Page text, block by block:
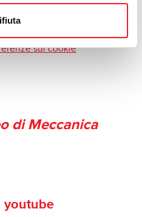
sui cookie
di Meccanica
youtube